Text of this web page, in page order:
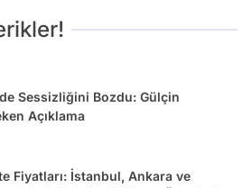
Sessizliğini Bozdu: Gülçin
Açıklama
Fiyatları: İstanbul, Ankara ve